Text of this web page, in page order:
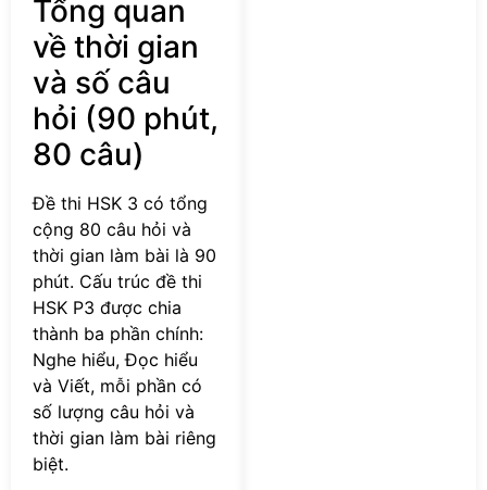
Tổng quan
về thời gian
và số câu
hỏi (90 phút,
80 câu)
Đề thi HSK 3 có tổng
cộng 80 câu hỏi và
thời gian làm bài là 90
phút. Cấu trúc đề thi
HSK P3 được chia
thành ba phần chính:
Nghe hiểu, Đọc hiểu
và Viết, mỗi phần có
số lượng câu hỏi và
thời gian làm bài riêng
biệt.